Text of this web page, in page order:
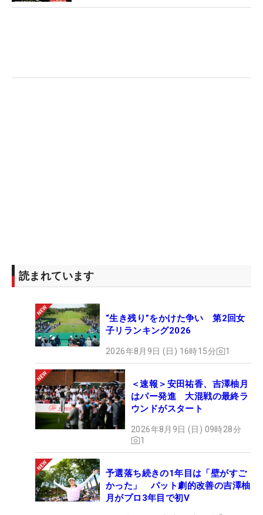
読まれています
“生き残り”をかけた争い 第2回女
子リランキング2026
2026年8月9日 (日) 16時15分 1
＜速報＞安田祐香、吉澤柚月
はパー発進 大混戦の最終ラ
ウンドがスタート
2026年8月9日 (日) 09時28分
1
予選落ち続きの1年目は「壁がすご
かった」 パット劇的改善の吉澤柚
月がプロ3年目で初V